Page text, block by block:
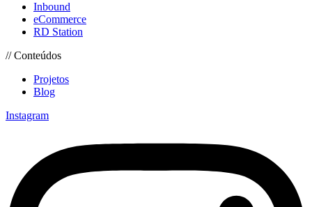
Inbound
eCommerce
RD Station
// Conteúdos
Projetos
Blog
Instagram